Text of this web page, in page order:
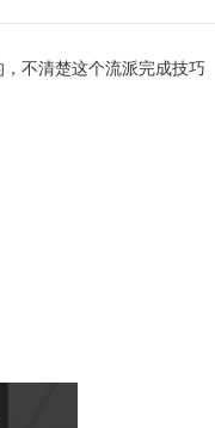
不清楚这个流派完成技巧